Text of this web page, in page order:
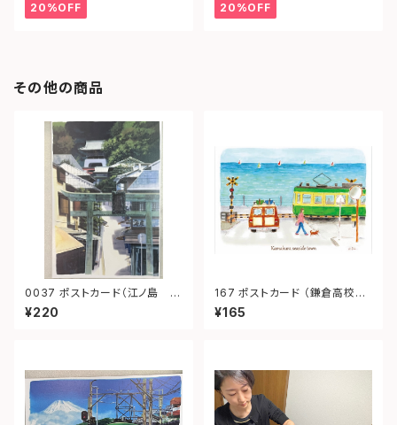
20%OFF 20%OFF
その他の商品
0037 ポストカード（江ノ島 参
道）
¥220
167 ポストカード （鎌倉高校
前）“Kamakura Seaside To
wn.”
¥165